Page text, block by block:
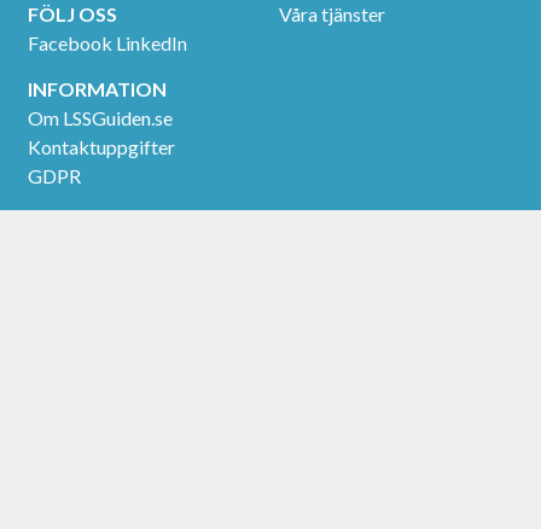
FÖLJ OSS
Facebook LinkedIn
Våra tjänster
INFORMATION
Om LSSGuiden.se
Kontaktuppgifter
GDPR